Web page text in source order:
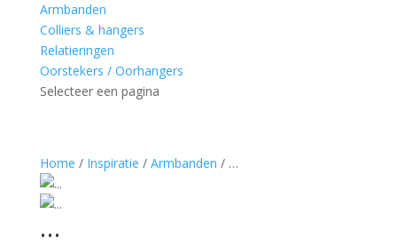
Armbanden
Colliers & hangers
Relatieringen
Oorstekers / Oorhangers
Selecteer een pagina
Home / Inspiratie / Armbanden / …
…